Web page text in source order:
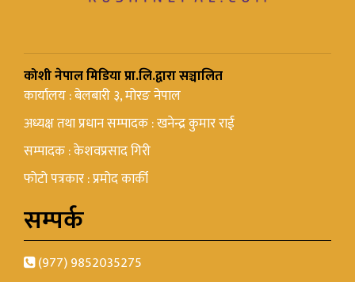
कोशी नेपाल मिडिया प्रा.लि.द्वारा सञ्चालित
कार्यालय : बेलबारी ३, मोरङ नेपाल
अध्यक्ष तथा प्रधान सम्पादक : खनेन्द्र कुमार राई
सम्पादक : केशवप्रसाद गिरी
फोटो पत्रकार : प्रमोद कार्की
सम्पर्क
(977) 9852035275